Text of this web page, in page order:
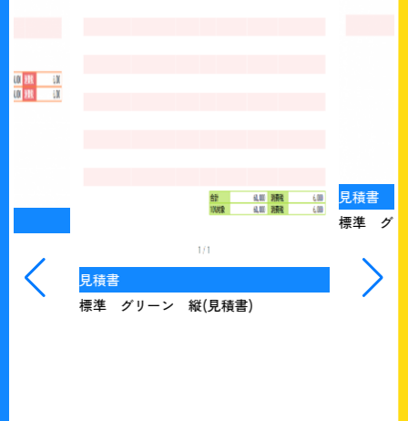
見積書
標準 グリーン 縦(見積書)
見積書
標準 グ